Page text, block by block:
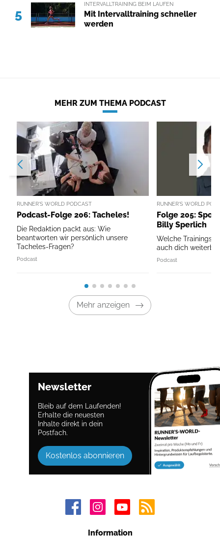
5
INTERVALLTRAINING BEIM LAUFEN
Mit Intervalltraining schneller
werden
MEHR ZUM THEMA PODCAST
RUNNER'S WORLD PODCAST
Podcast-Folge 206: Tacheles!
Die Redaktion packt aus: Wie
beantworten wir persönlich unsere
Tacheles-Fragen?
Podcast
RUNNER'S WORLD
Folge 205:
Billy Sperlich
Welche
auch dich
Podcast
Mehr anzeigen
Newsletter
Bleib auf dem Laufenden!
Erhalte die neuesten
Inhalte direkt in dein
Postfach.
Kostenlos abonnieren
Information